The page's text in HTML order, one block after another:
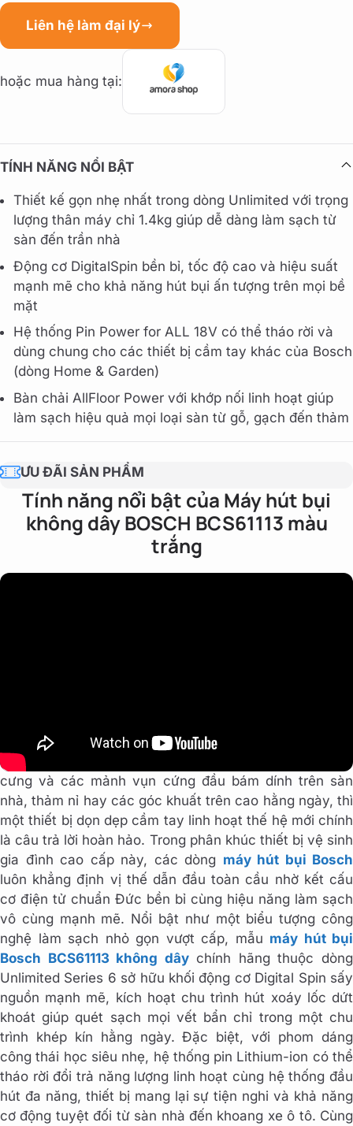
Liên hệ làm đại lý
hoặc mua hàng tại:
TÍNH NĂNG NỔI BẬT
Thiết kế gọn nhẹ nhất trong dòng Unlimited với trọng
lượng thân máy chỉ 1.4kg giúp dễ dàng làm sạch từ
sàn đến trần nhà
Động cơ DigitalSpin bền bỉ, tốc độ cao và hiệu suất
mạnh mẽ cho khả năng hút bụi ấn tượng trên mọi bề
mặt
Hệ thống Pin Power for ALL 18V có thể tháo rời và
dùng chung cho các thiết bị cầm tay khác của Bosch
(dòng Home & Garden)
Bàn chải AllFloor Power với khớp nối linh hoạt giúp
làm sạch hiệu quả mọi loại sàn từ gỗ, gạch đến thảm
ƯU ĐÃI SẢN PHẨM
Tính năng nổi bật của Máy hút bụi
không dây BOSCH BCS61113 màu
trắng
Nếu bạn đang tìm kiếm một giải pháp giải phóng sức
lao động tối ưu, giúp đánh bay mọi bụi bẩn, lông thú
cưng và các mảnh vụn cứng đầu bám dính trên sàn
nhà, thảm nỉ hay các góc khuất trên cao hằng ngày, thì
một thiết bị dọn dẹp cầm tay linh hoạt thế hệ mới chính
là câu trả lời hoàn hảo. Trong phân khúc thiết bị vệ sinh
gia đình cao cấp này, các dòng máy hút bụi Bosch
luôn khẳng định vị thế dẫn đầu toàn cầu nhờ kết cấu
cơ điện tử chuẩn Đức bền bỉ cùng hiệu năng làm sạch
vô cùng mạnh mẽ. Nổi bật như một biểu tượng công
nghệ làm sạch nhỏ gọn vượt cấp, mẫu máy hút bụi
Bosch BCS61113 không dâychính hãng thuộc dòng
Unlimited Series 6 sở hữu khối động cơ Digital Spin sấy
nguồn mạnh mẽ, kích hoạt chu trình hút xoáy lốc dứt
khoát giúp quét sạch mọi vết bẩn chỉ trong một chu
trình khép kín hằng ngày. Đặc biệt, với phom dáng
công thái học siêu nhẹ, hệ thống pin Lithium-ion có thể
tháo rời đổi trả năng lượng linh hoạt cùng hệ thống đầu
hút đa năng, thiết bị mang lại sự tiện nghi và khả năng
cơ động tuyệt đối từ sàn nhà đến khoang xe ô tô. Cùng